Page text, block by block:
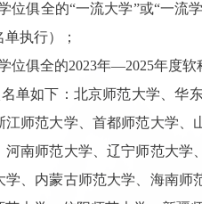
位俱全的“一流大学”或“一流
执行）；
位俱全的2023年—2025年度软
单如下：北京师范大学、华
江师范大学、首都师范大学
河南师范大学、辽宁师范大
学、内蒙古师范大学、海南